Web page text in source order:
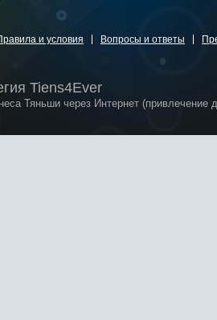
и условия Вопросы и ответы
Tiens4Ever
Тяньши через Интернет (привлечение